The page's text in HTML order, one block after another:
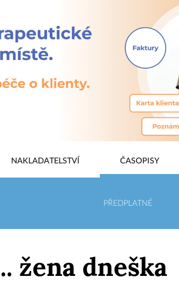
NAKLADATELSTVÍ ČASOPISY
PŘEDPLATNÉ
žena dneška